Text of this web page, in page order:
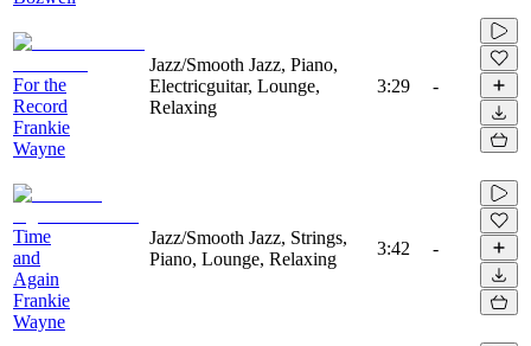
For the
Record
Frankie
Wayne
Jazz/Smooth Jazz, Piano,
Electricguitar, Lounge,
Relaxing
3:29 -
Time
and
Again
Frankie
Wayne
Jazz/Smooth Jazz, Strings,
Piano, Lounge, Relaxing
3:42 -